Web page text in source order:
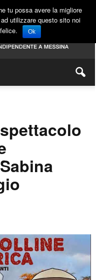
tu possa avere la migliore
utilizzare questo sito noi
Ok